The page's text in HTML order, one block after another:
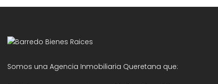
Somos una Agencia Inmobiliaria Queretana que: